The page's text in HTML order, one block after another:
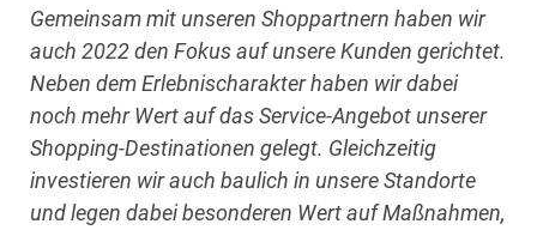
Gemeinsam mit unseren Shoppartnern haben wir
auch 2022 den Fokus auf unsere Kunden gerichtet.
Neben dem Erlebnischarakter haben wir dabei
noch mehr Wert auf das Service-Angebot unserer
Shopping-Destinationen gelegt. Gleichzeitig
investieren wir auch baulich in unsere Standorte
und legen dabei besonderen Wert auf Maßnahmen,